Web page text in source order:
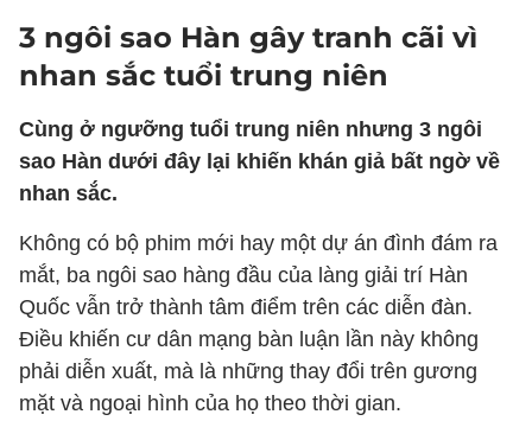
3 ngôi sao Hàn gây tranh cãi vì
nhan sắc tuổi trung niên
Cùng ở ngưỡng tuổi trung niên nhưng 3 ngôi
sao Hàn dưới đây lại khiến khán giả bất ngờ về
nhan sắc.
Không có bộ phim mới hay một dự án đình đám ra
mắt, ba ngôi sao hàng đầu của làng giải trí Hàn
Quốc vẫn trở thành tâm điểm trên các diễn đàn.
Điều khiến cư dân mạng bàn luận lần này không
phải diễn xuất, mà là những thay đổi trên gương
mặt và ngoại hình của họ theo thời gian.